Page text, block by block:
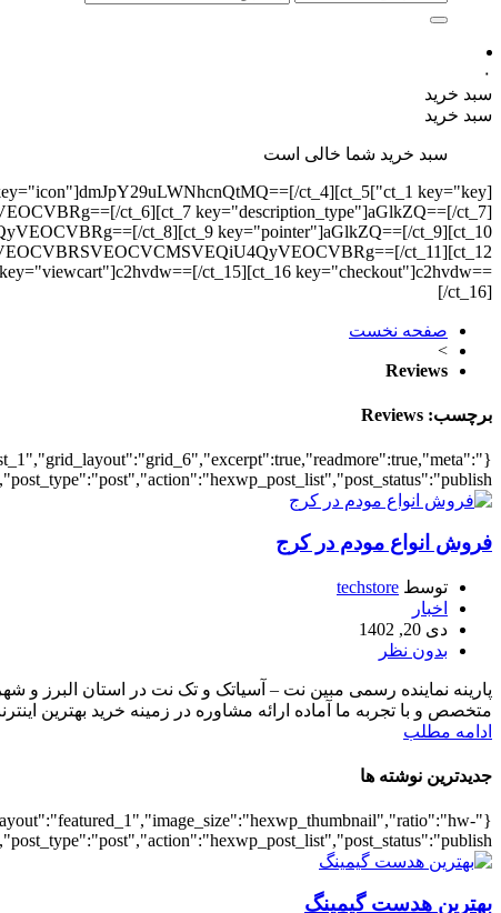
۰
سبد خرید
سبد خرید
سبد خرید شما خالی است
key="icon"]dmJpY29uLWNhcnQtMQ==[/ct_4][ct_5
ct_6][ct_7 key="description_type"]aGlkZQ==[/ct_7]
ct_8][ct_9 key="pointer"]aGlkZQ==[/ct_9][ct_10
ct_11][ct_12
ct_15][ct_16 key="checkout"]c2hvdw==
[/ct_16]
صفحه نخست
>
Reviews
برچسب: Reviews
فروش انواع مودم در کرج
توسط techstore
اخبار
دی 20, 1402
بدون نظر
پارینه نماینده رسمی مبین نت – آسیاتک و تک نت در استان البرز و
متخصص و با تجربه ما آماده ارائه مشاوره در زمینه خرید بهترین
ادامه مطلب
جدیدترین نوشته ها
بهترین هدست گیمینگ